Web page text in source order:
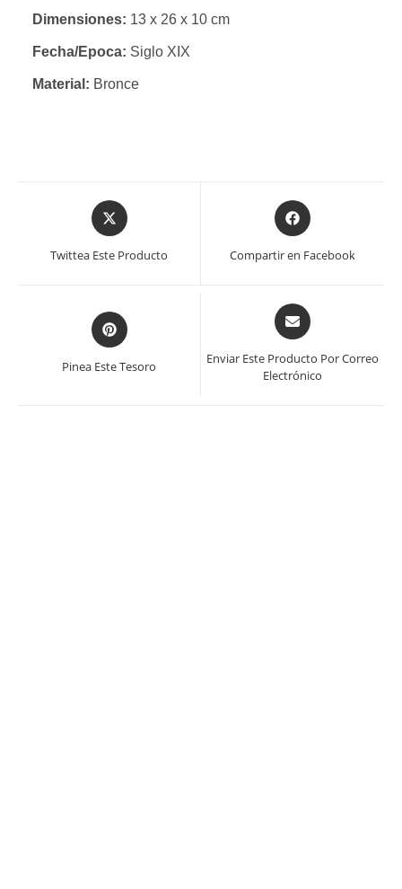
Dimensiones: 13 x 26 x 10 cm
Fecha/Epoca: Siglo XIX
Material: Bronce
Se
abre
una
Twittea Este Producto
Se
abre
en
una
ventana
Compartir en Facebook
Se
abre
Pinea Este Tesoro
Se
abre
una
Enviar Este Producto Por Correo
Electrónico